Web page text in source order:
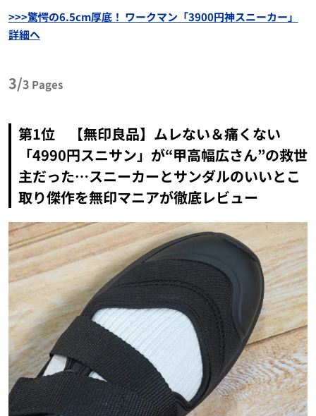
>>>驚愕の6.5cm厚底！ ワークマン「3900円神スニーカー」
詳細へ
3/3 Pages
第1位 【無印良品】ムレない＆痛くない
「4990円スニサン」が“甲高幅広さん”の救世
主だった…スニーカーとサンダルのいいとこ
取り傑作を無印マニアが徹底レビュー